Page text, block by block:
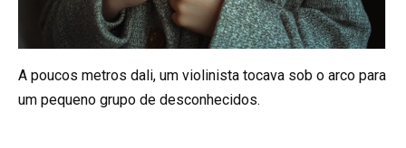
A poucos metros dali, um violinista tocava sob o arco para
um pequeno grupo de desconhecidos.